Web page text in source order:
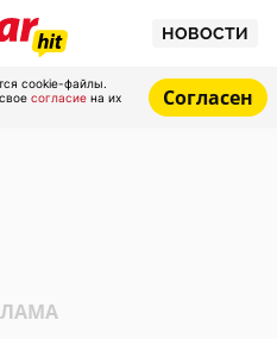
НОВОСТИ
cookie-файлы.
согласие на их
Согласен